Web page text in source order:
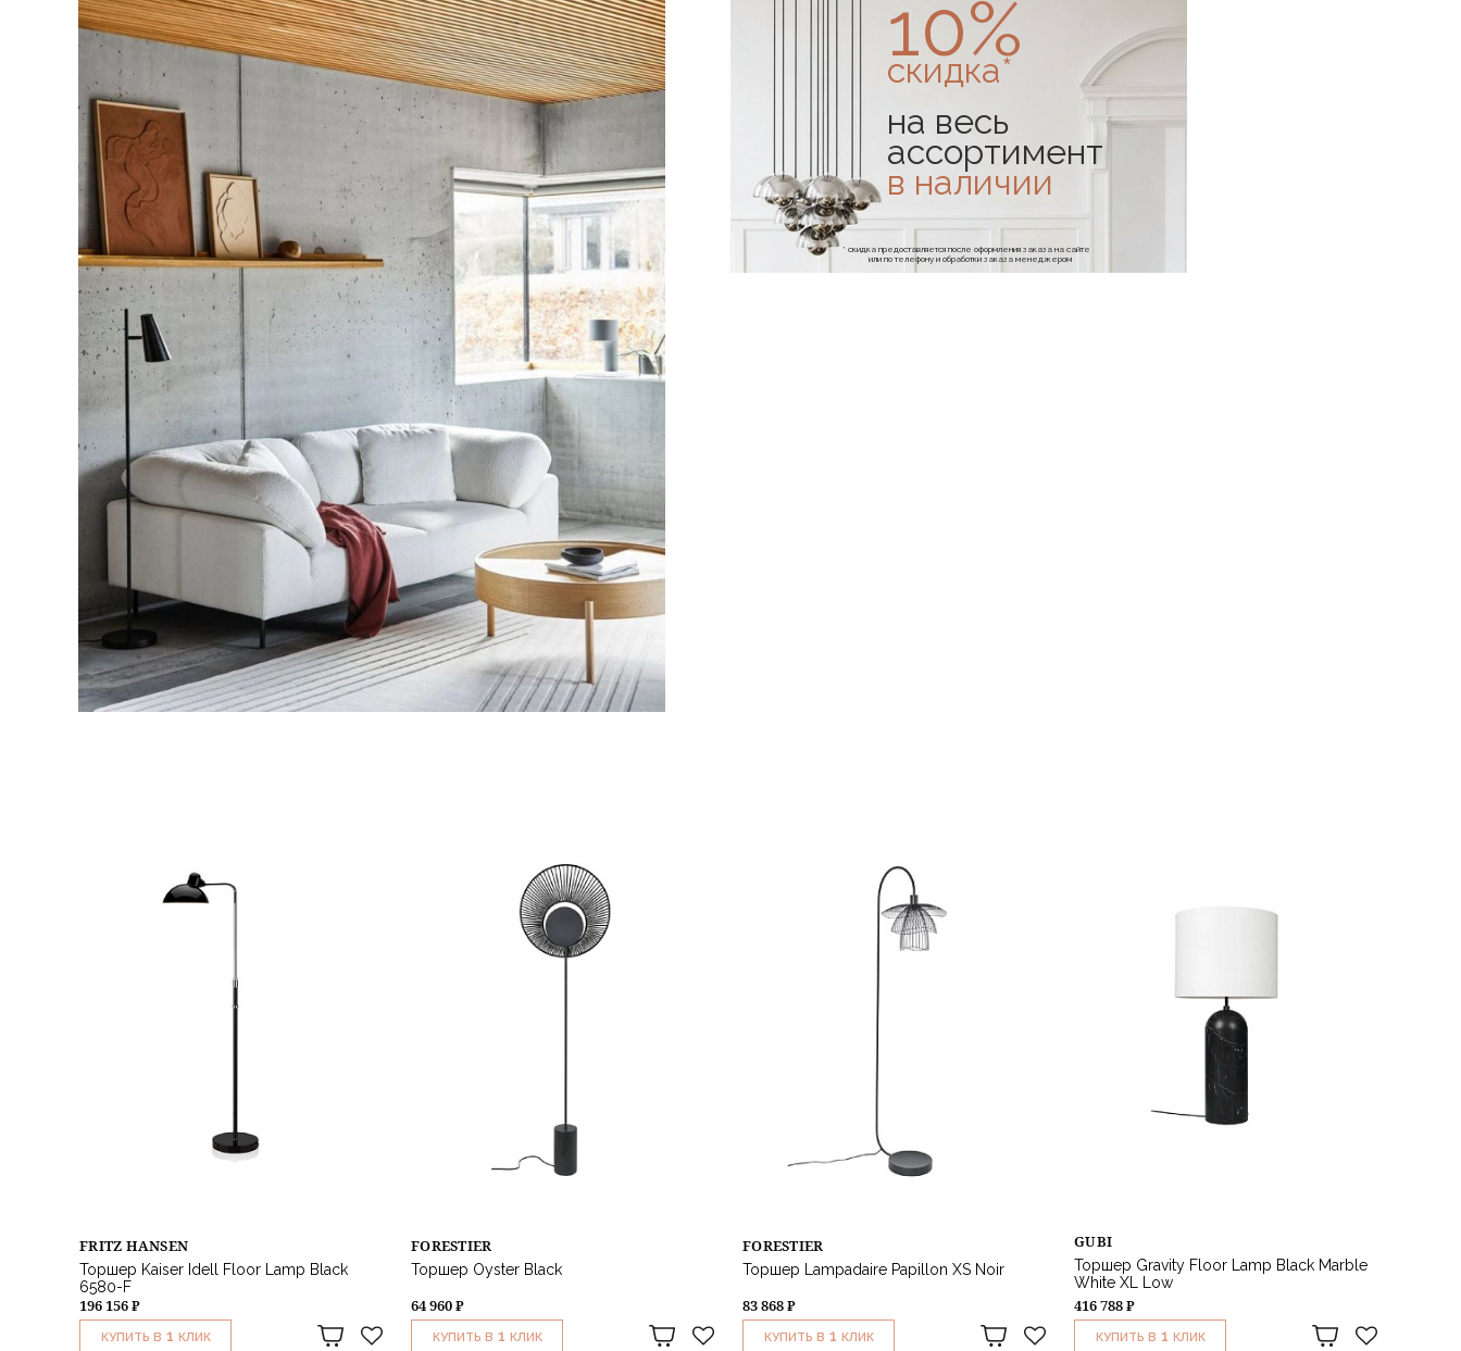
FRITZ HANSEN
Торшер Kaiser Idell Floor Lamp Black
6580-F
196 156 ₽
КУПИТЬ В 1 КЛИК
FORESTIER
Торшер Oyster Black
64 960 ₽
КУПИТЬ В 1 КЛИК
FORESTIER
Торшер Lampadaire Papillon XS Noir
83 868 ₽
КУПИТЬ В 1 КЛИК
GUBI
Торшер Gravity Floor Lamp Black Marble
White XL Low
416 788 ₽
КУПИТЬ В 1 КЛИК
10%
скидка*
на весь
ассортимент
в наличии
* скидка предоставляется после оформления заказа на сайте
или по телефону и обработки заказа менеджером